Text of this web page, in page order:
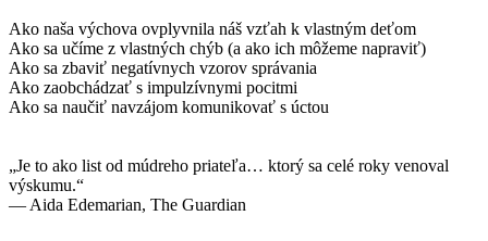
Ako naša výchova ovplyvnila náš vzťah k vlastným deťom
Ako sa učíme z vlastných chýb (a ako ich môžeme napraviť)
Ako sa zbaviť negatívnych vzorov správania
Ako zaobchádzať s impulzívnymi pocitmi
Ako sa naučiť navzájom komunikovať s úctou
„Je to ako list od múdreho priateľa… ktorý sa celé roky venoval
výskumu.“
— Aida Edemarian, The Guardian